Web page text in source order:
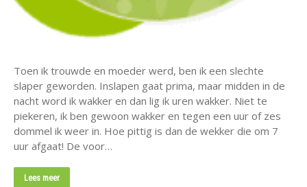
Toen ik trouwde en moeder werd, ben ik een slechte
slaper geworden. Inslapen gaat prima, maar midden in de
nacht word ik wakker en dan lig ik uren wakker. Niet te
piekeren, ik ben gewoon wakker en tegen een uur of zes
dommel ik weer in. Hoe pittig is dan de wekker die om 7
uur afgaat! De voor…
Lees meer